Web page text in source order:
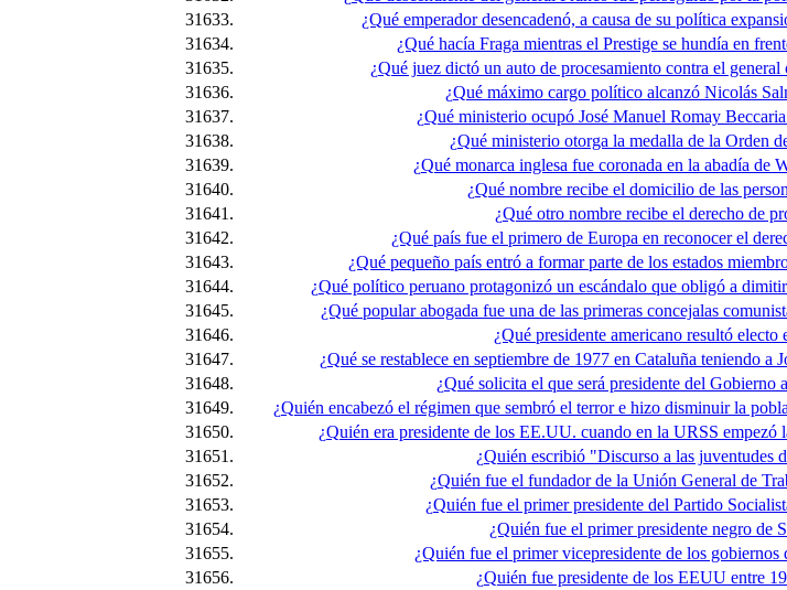
31633.
¿Qué emperador desencadenó, a causa de su política
31634.
¿Qué hacía Fraga mientras el Prestige se hundía en
31635.
¿Qué juez dictó un auto de procesamiento contra el
31636.
¿Qué máximo cargo político alcanzó Nicolás
31637.
¿Qué ministerio ocupó José Manuel Romay
31638.
¿Qué ministerio otorga la medalla de la Orden
31639.
¿Qué monarca inglesa fue coronada en la abadía de
31640.
¿Qué nombre recibe el domicilio de las
31641.
¿Qué otro nombre recibe el derecho de
31642.
¿Qué país fue el primero de Europa en reconocer el
31643.
¿Qué pequeño país entró a formar parte de los estados
31644.
¿Qué político peruano protagonizó un escándalo que obligó a
31645.
¿Qué popular abogada fue una de las primeras concejalas
31646.
¿Qué presidente americano resultó electo
31647.
¿Qué se restablece en septiembre de 1977 en Cataluña teniendo a
31648.
¿Qué solicita el que será presidente del Gobierno
31649.
¿Quién encabezó el régimen que sembró el terror e hizo disminuir la
31650.
¿Quién era presidente de los EE.UU. cuando en la URSS empezó
31651.
¿Quién escribió "Discurso a las juventudes
31652.
¿Quién fue el fundador de la Unión General de
31653.
¿Quién fue el primer presidente del Partido
31654.
¿Quién fue el primer presidente negro de
31655.
¿Quién fue el primer vicepresidente de los gobiernos
31656.
¿Quién fue presidente de los EEUU entre